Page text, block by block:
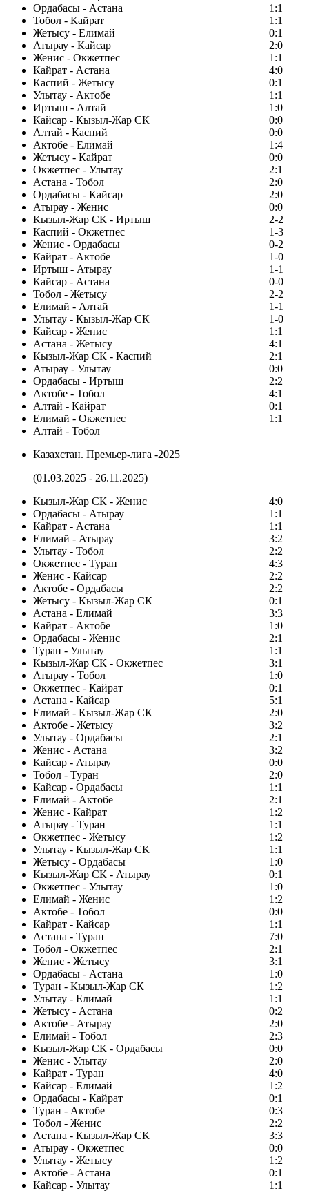
Ордабасы - Астана
1:1
Тобол - Кайрат
1:1
Жетысу - Елимай
0:1
Атырау - Кайсар
2:0
Женис - Окжетпес
1:1
Кайрат - Астана
4:0
Каспий - Жетысу
0:1
Улытау - Актобе
1:1
Иртыш - Алтай
1:0
Кайсар - Кызыл-Жар СК
0:0
Алтай - Каспий
0:0
Актобе - Елимай
1:4
Жетысу - Кайрат
0:0
Окжетпес - Улытау
2:1
Астана - Тобол
2:0
Ордабасы - Кайсар
2:0
Атырау - Женис
0:0
Кызыл-Жар СК - Иртыш
2-2
Каспий - Окжетпес
1-3
Женис - Ордабасы
0-2
Кайрат - Актобе
1-0
Иртыш - Атырау
1-1
Кайсар - Астана
0-0
Тобол - Жетысу
2-2
Елимай - Алтай
1-1
Улытау - Кызыл-Жар СК
1-0
Кайсар - Женис
1:1
Астана - Жетысу
4:1
Кызыл-Жар СК - Каспий
2:1
Атырау - Улытау
0:0
Ордабасы - Иртыш
2:2
Актобе - Тобол
4:1
Алтай - Кайрат
0:1
Елимай - Окжетпес
1:1
Алтай - Тобол
Казахстан. Премьер-лига -2025
(01.03.2025 - 26.11.2025)
Кызыл-Жар СК - Женис
4:0
Ордабасы - Атырау
1:1
Кайрат - Астана
1:1
Елимай - Атырау
3:2
Улытау - Тобол
2:2
Окжетпес - Туран
4:3
Женис - Кайсар
2:2
Актобе - Ордабасы
2:2
Жетысу - Кызыл-Жар СК
0:1
Астана - Елимай
3:3
Кайрат - Актобе
1:0
Ордабасы - Женис
2:1
Туран - Улытау
1:1
Кызыл-Жар СК - Окжетпес
3:1
Атырау - Тобол
1:0
Окжетпес - Кайрат
0:1
Астана - Кайсар
5:1
Елимай - Кызыл-Жар СК
2:0
Актобе - Жетысу
3:2
Улытау - Ордабасы
2:1
Женис - Астана
3:2
Кайсар - Атырау
0:0
Тобол - Туран
2:0
Кайсар - Ордабасы
1:1
Елимай - Актобе
2:1
Женис - Кайрат
1:2
Атырау - Туран
1:1
Окжетпес - Жетысу
1:2
Улытау - Кызыл-Жар СК
1:1
Жетысу - Ордабасы
1:0
Кызыл-Жар СК - Атырау
0:1
Окжетпес - Улытау
1:0
Елимай - Женис
1:2
Актобе - Тобол
0:0
Кайрат - Кайсар
1:1
Астана - Туран
7:0
Тобол - Окжетпес
2:1
Женис - Жетысу
3:1
Ордабасы - Астана
1:0
Туран - Кызыл-Жар СК
1:2
Улытау - Елимай
1:1
Жетысу - Астана
0:2
Актобе - Атырау
2:0
Елимай - Тобол
2:3
Кызыл-Жар СК - Ордабасы
0:0
Женис - Улытау
2:0
Кайрат - Туран
4:0
Кайсар - Елимай
1:2
Ордабасы - Кайрат
0:1
Туран - Актобе
0:3
Тобол - Женис
2:2
Астана - Кызыл-Жар СК
3:3
Атырау - Окжетпес
0:0
Улытау - Жетысу
1:2
Актобе - Астана
0:1
Кайсар - Улытау
1:1